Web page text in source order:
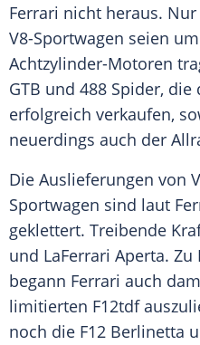
Ferrari nicht heraus.
V8-Sportwagen seien
Achtzylinder-Motoren
GTB und 488 Spider, die
erfolgreich verkaufen,
neuerdings auch der
Die Auslieferungen von
Sportwagen sind laut
geklettert. Treibende
und LaFerrari Aperta. Zu
begann Ferrari auch
limitierten F12tdf
noch die F12 Berlinetta